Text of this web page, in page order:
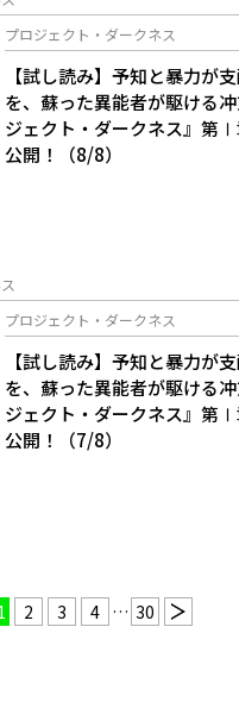
プロジェクト・ダークネス
【試し読み】予知と暴力が
を、蘇った異能者が駆ける――
ジェクト・ダークネス』第
公開！（8/8）
プロジェクト・ダークネス
【試し読み】予知と暴力が
を、蘇った異能者が駆ける――
ジェクト・ダークネス』第
公開！（7/8）
2 3 4 … 30